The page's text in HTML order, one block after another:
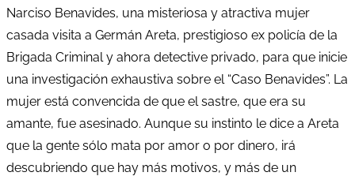
Narciso Benavides, una misteriosa y atractiva mujer
casada visita a Germán Areta, prestigioso ex policía de la
Brigada Criminal y ahora detective privado, para que inicie
una investigación exhaustiva sobre el “Caso Benavides”. La
mujer está convencida de que el sastre, que era su
amante, fue asesinado. Aunque su instinto le dice a Areta
que la gente sólo mata por amor o por dinero, irá
descubriendo que hay más motivos, y más de un